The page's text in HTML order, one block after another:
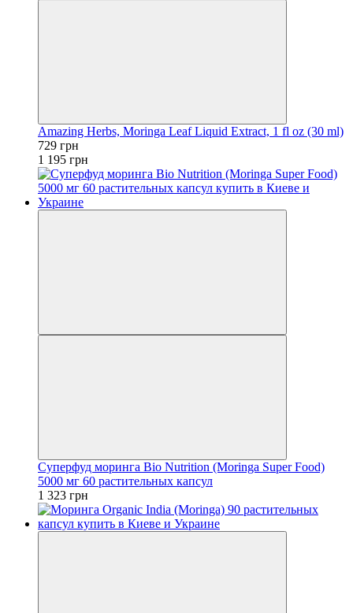
Amazing Herbs, Moringa Leaf Liquid Extract, 1 fl oz (30 ml)
729 грн
1 195 грн
Суперфуд моринга Bio Nutrition (Moringa Super Food)
5000 мг 60 растительных капсул
1 323 грн